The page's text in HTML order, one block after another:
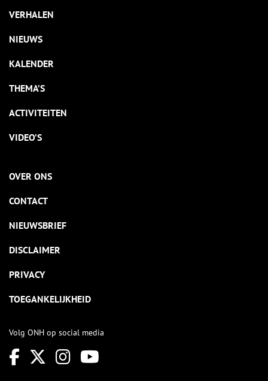
VERHALEN
NIEUWS
KALENDER
THEMA’S
ACTIVITEITEN
VIDEO’S
OVER ONS
CONTACT
NIEUWSBRIEF
DISCLAIMER
PRIVACY
TOEGANKELIJKHEID
Volg ONH op social media